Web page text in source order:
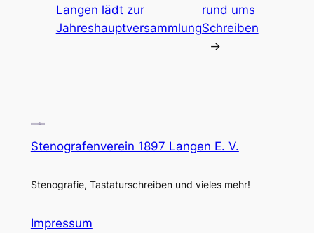
Langen lädt zur
Jahreshauptversammlung
rund ums
Schreiben
→
Stenografenverein 1897 Langen E. V.
Stenografie, Tastaturschreiben und vieles mehr!
Impressum